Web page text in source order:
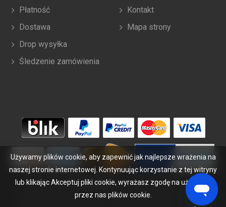
Płatność
Dostawa
Drop wysyłka
Śledzenie zamówienia
Kontakt
Mapa strony
Copyright ©2026 bateriabuy.pl. Wszelkie prawa zastrzeżone.
Wyznaczone znaki handlowe i marki są własnością ich właścicieli.
Używamy plików cookie, aby zapewnić jak najlepsze wrażenia na
naszej stronie internetowej. Kontynuując korzystanie z tej witryny
lub klikając Akceptuj pliki cookie, wyrażasz zgodę na używanie
przez nas plików cookie.